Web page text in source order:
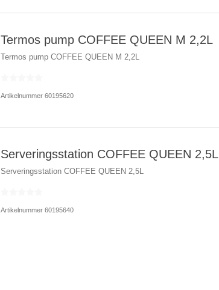
Termos pump COFFEE QUEEN M 2,2L
Termos pump COFFEE QUEEN M 2,2L
Artikelnummer 60195620
Serveringsstation COFFEE QUEEN 2,5L
Serveringsstation COFFEE QUEEN 2,5L
Artikelnummer 60195640